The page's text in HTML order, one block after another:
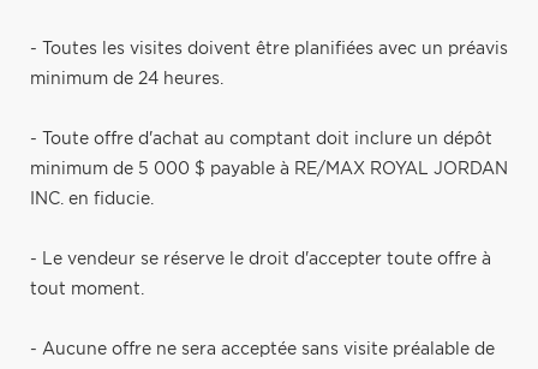
- Toutes les visites doivent être planifiées avec un préavis
minimum de 24 heures.
- Toute offre d'achat au comptant doit inclure un dépôt
minimum de 5 000 $ payable à RE/MAX ROYAL JORDAN
INC. en fiducie.
- Le vendeur se réserve le droit d'accepter toute offre à
tout moment.
- Aucune offre ne sera acceptée sans visite préalable de